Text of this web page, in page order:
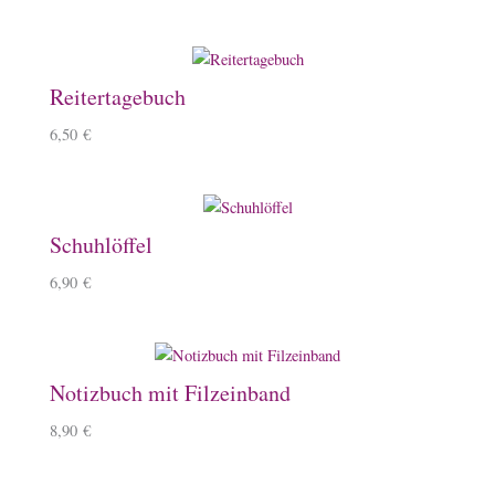
Reitertagebuch
6,50 €
Schuhlöffel
6,90 €
Notizbuch mit Filzeinband
8,90 €